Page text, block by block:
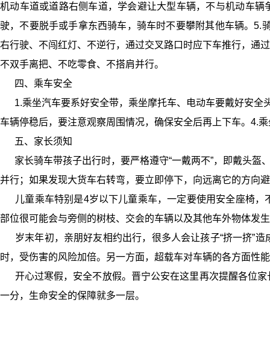
机动车道或道路右侧车道，学会避让大型车辆，不与机动车
驶，不要脱手或手拿东西骑车，骑车时不要攀附其他车辆。
右行驶、不闯红灯、不逆行，通过交叉路口时应下车推行，通
不双手离把、不吃零食、不搭肩并行。
四、乘车安全
1.乘坐汽车要系好安全带，乘坐摩托车、电动车要戴好安全
车辆停稳后，要注意观察周围情况，确保安全后再上下车。4.
五、家长须知
家长骑车带孩子出行时，要严格遵守“一戴两不”，即戴头盔
并行；如果发现大货车右转弯，要立即停下，向远离它的方向
儿童乘车特别是4岁以下儿童乘车，一定要使用安全座椅，
部位很可能会与旁侧的树枝、交会的车辆以及其他车外物体发
岁末年初，亲朋好友相约出行，很多人会让孩子“挤一挤”造
时，受伤害的风险加倍。另一方面，超载车对车辆的各方面性
开心过寒假，安全不放假。晋宁公安在这里再次提醒各位家
一分，生命安全的保障就多一层。